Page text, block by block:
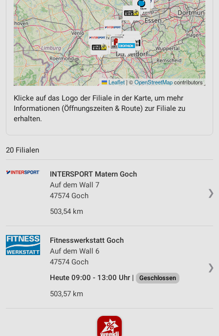
Leaflet |©OpenStreetMapcontributors
Klicke auf das Logo der Filiale in der Karte, um mehr
Informationen (Öffnungszeiten & Route) zur Filiale zu
erhalten.
20 Filialen
❯
INTERSPORT Matern Goch
Auf dem Wall 7
47574 Goch
503,54 km
❯
Fitnesswerkstatt Goch
Auf dem Wall 6
47574 Goch
Heute 09:00 - 13:00 Uhr |
Geschlossen
503,57 km